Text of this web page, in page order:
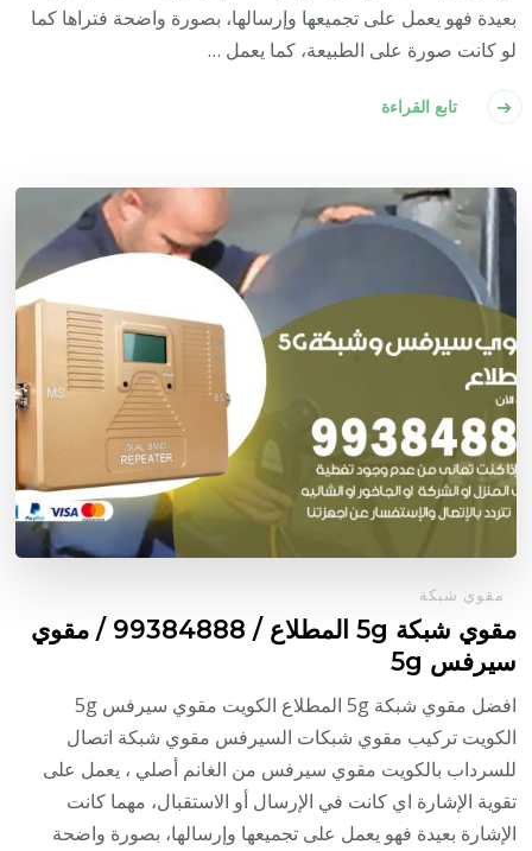
بعيدة فهو يعمل على تجميعها وإرسالها، بصورة واضحة فتراها كما
لو كانت صورة على الطبيعة، كما يعمل …
تابع القراءة
مقوي شبكة
مقوي شبكة 5g المطلاع / 99384888 / مقوي
سيرفس 5g
افضل مقوي شبكة 5g المطلاع الكويت مقوي سيرفس 5g
الكويت تركيب مقوي شبكات السيرفس مقوي شبكة اتصال
للسرداب بالكويت مقوي سيرفس من الغانم أصلي ، يعمل على
تقوية الإشارة اي كانت في الإرسال أو الاستقبال، مهما كانت
الإشارة بعيدة فهو يعمل على تجميعها وإرسالها، بصورة واضحة